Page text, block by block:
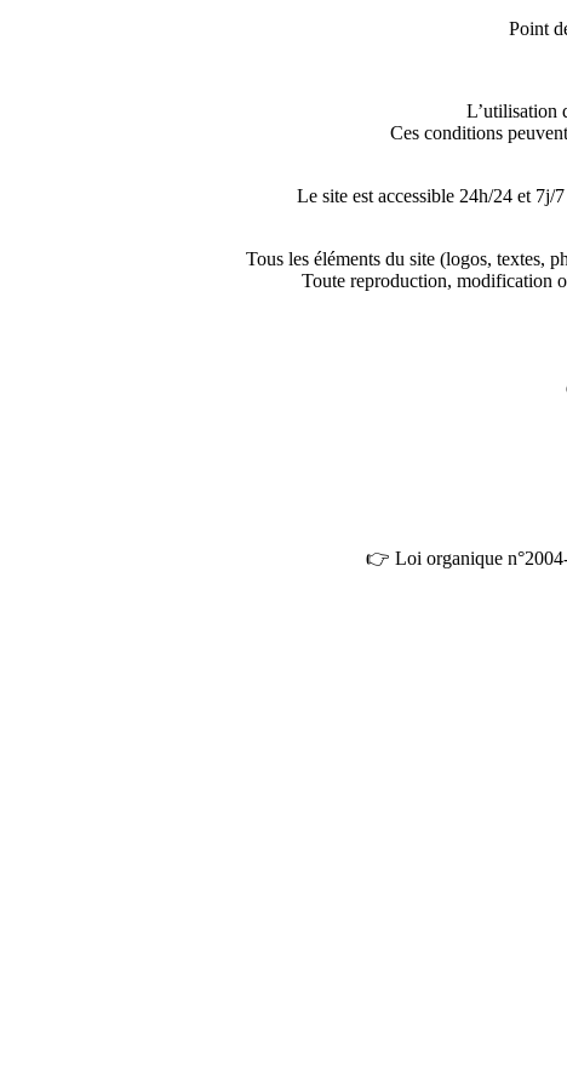
Point
L’utilisation
Ces conditions
Le site est accessible 24h/24 et 7j/
Tous les éléments du site (logos, textes,
Toute reproduction, modification
👉 Loi organique